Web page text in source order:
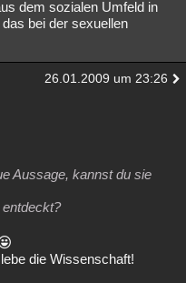
dem sozialen Umfeld in
bei der sexuellen
26.01.2009 um 23:26
Aussage, kannst du sie
die Wissenschaft!